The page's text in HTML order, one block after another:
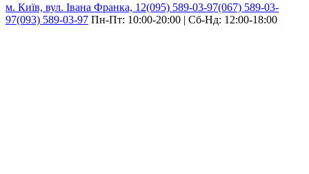
м. Київ, вул. Івана Франка, 12(095) 589-03-97(067) 589-03-
97(093) 589-03-97 Пн-Пт: 10:00-20:00 | Сб-Нд: 12:00-18:00